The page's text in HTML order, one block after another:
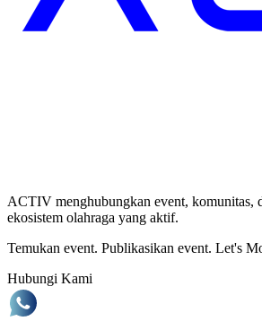
ACTIV menghubungkan event, komunitas,
ekosistem olahraga yang aktif.
Temukan event. Publikasikan event. Let's
Hubungi Kami